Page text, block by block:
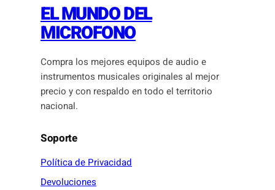
EL MUNDO DEL
MICROFONO
Compra los mejores equipos de audio e
instrumentos musicales originales al mejor
precio y con respaldo en todo el territorio
nacional.
Soporte
Política de Privacidad
Devoluciones